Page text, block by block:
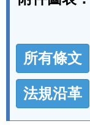
法
規
功
能
按
所有條文
法規沿革